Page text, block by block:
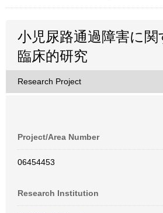
小児尿路通過障害に関
臨床的研究
Research Project
Project/Area Number
06454453
Research Institution